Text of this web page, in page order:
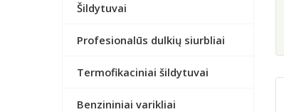
Šildytuvai
Profesionalūs dulkių siurbliai
Termofikaciniai šildytuvai
Benzininiai varikliai